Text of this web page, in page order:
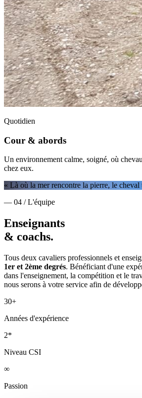
Quotidien
Cour & abords
Un environnement calme, soigné, où
chez eux.
« Là où la mer rencontre la pierre, le
— 04 / L'équipe
Enseignants
& coachs.
Tous deux cavaliers professionnels et
1er et 2ème degrés. Bénéficiant d'une
dans l'enseignement, la compétition et le
nous serons à votre service afin de
30+
Années d'expérience
2*
Niveau CSI
∞
Passion